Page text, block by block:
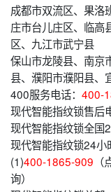
成都市双流区、果洛
庄市台儿庄区、临高
区、九江市武宁县
保山市龙陵县、南京
县、濮阳市濮阳县、
400服务电话： 400-
现代智能指纹锁售后
现代智能指纹锁全国
现代智能指纹锁24小
(1)400-1865-909
询）